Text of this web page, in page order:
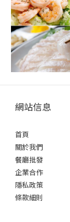
網站信息
首頁
關於我們
餐廳批發
企業合作
隱私政策
條款細則